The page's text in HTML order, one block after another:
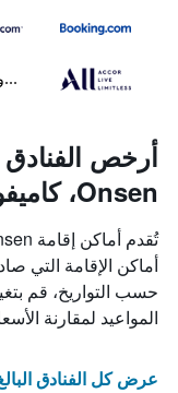
Onsen، كاميفورانو
أماكن الإقامة التي
حسب التواريخ، قم
المواعيد لمقارنة
عرض كل الفنادق